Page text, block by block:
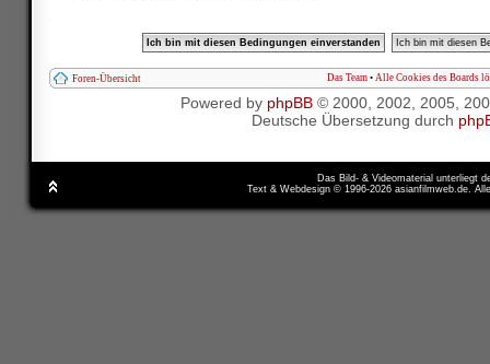
Foren-Übersicht Das Team • Alle Cookies des Boards
Powered by phpBB© 2000, 2002, 2005,
Deutsche Übersetzung durch
Das Bild- & Videomaterial unterliegt
Text & Webdesign © 1996-2026 asianfilmweb.de.